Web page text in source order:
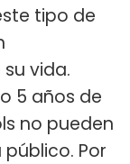
tipo de
vida.
5 años de
no pueden
Por